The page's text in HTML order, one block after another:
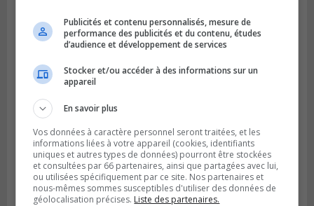
Publié le 6 juillet 2026 à 11h18
Climat Québec dévoile deux candidats
pour l’Agglomération
Publicités et contenu personnalisés, mesure de
performance des publicités et du contenu, études
d’audience et développement de services
Stocker et/ou accéder à des informations sur un
appareil
En savoir plus
Vos données à caractère personnel seront traitées, et les
informations liées à votre appareil (cookies, identifiants
uniques et autres types de données) pourront être stockées
et consultées par 66 partenaires, ainsi que partagées avec lui,
ou utilisées spécifiquement par ce site. Nos partenaires et
nous-mêmes sommes susceptibles d'utiliser des données de
géolocalisation précises. Liste des partenaires.